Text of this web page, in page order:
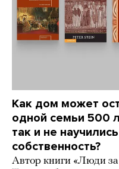
Как дом может
одной семьи 500
так и не
собственность?
Автор книги «Люди